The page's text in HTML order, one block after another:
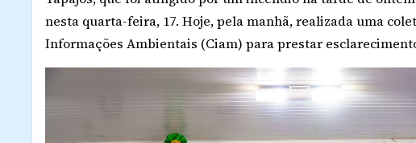
nesta quarta-feira, 17. Hoje, pela manhã, realizada uma
Informações Ambientais (Ciam) para prestar